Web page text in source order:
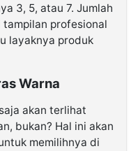
3, 5, atau 7. Jumlah
profesional
layaknya produk
Warna
akan terlihat
bukan? Hal ini akan
memilihnya di